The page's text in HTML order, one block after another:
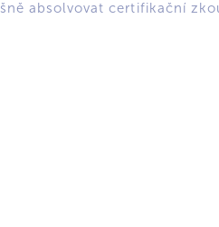
absolvovat certifikační